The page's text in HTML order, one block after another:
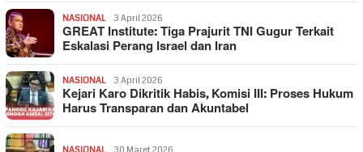
NASIONAL 3 April 2026
GREAT Institute: Tiga Prajurit TNI Gugur Terkait
Eskalasi Perang Israel dan Iran
NASIONAL 3 April 2026
Kejari Karo Dikritik Habis, Komisi III: Proses Hukum
Harus Transparan dan Akuntabel